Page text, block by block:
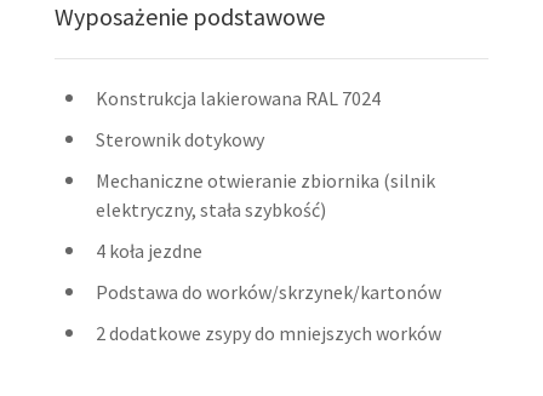
Wyposażenie podstawowe
Konstrukcja lakierowana RAL 7024
Sterownik dotykowy
Mechaniczne otwieranie zbiornika (silnik
elektryczny, stała szybkość)
4 koła jezdne
Podstawa do worków/skrzynek/kartonów
2 dodatkowe zsypy do mniejszych worków